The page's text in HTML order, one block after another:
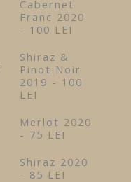
Cabernet
Franc 2020
- 100 LEI
Shiraz &
Pinot Noir
2019 - 100
LEI
Merlot 2020
- 75 LEI
Shiraz 2020
- 85 LEI